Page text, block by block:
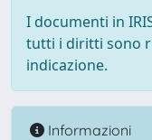
I documenti in
tutti i diritti sono
indicazione.
Informazioni